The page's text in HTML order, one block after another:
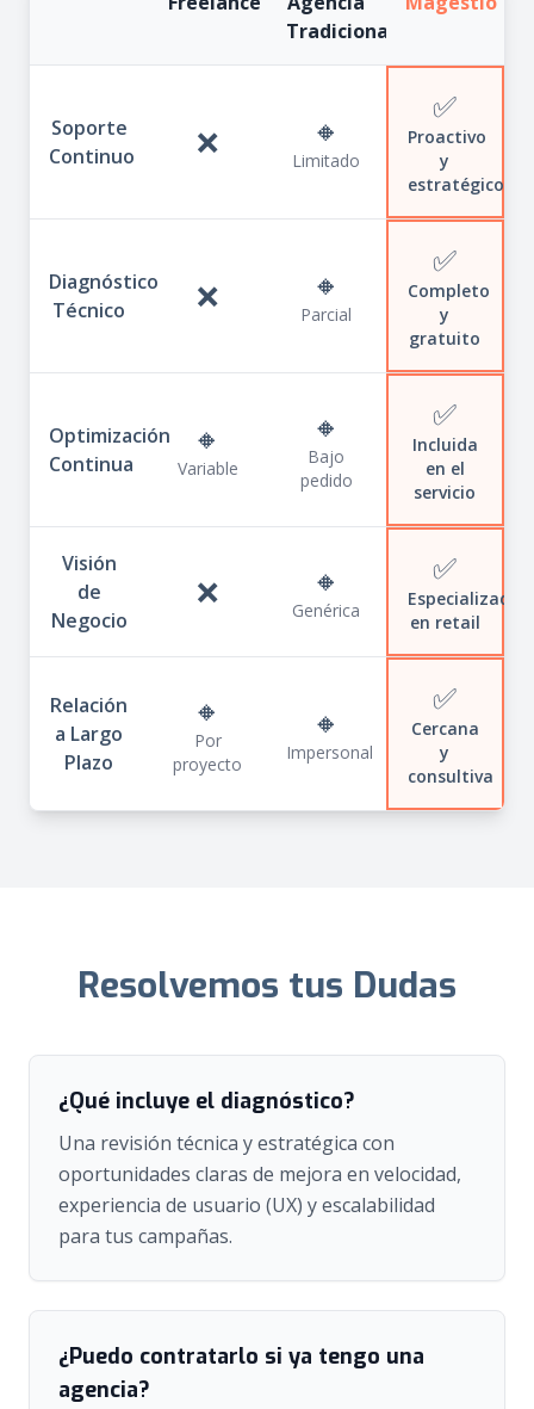
Tradicional
Soporte
Continuo
❌ 🔸
Limitado
✅
Proactivo
y
estratégico
Diagnóstico
Técnico
❌ 🔸
Parcial
✅
Completo
y
gratuito
Optimización
Continua
🔸
Variable
🔸
Bajo
pedido
✅
Incluida
en el
servicio
Visión
de
Negocio
❌ 🔸
Genérica
✅
Especializada
en retail
Relación
a Largo
Plazo
🔸
Por
proyecto
🔸
Impersonal
✅
Cercana
y
consultiva
Resolvemos tus Dudas
¿Qué incluye el diagnóstico?
Una revisión técnica y estratégica con
oportunidades claras de mejora en velocidad,
experiencia de usuario (UX) y escalabilidad
para tus campañas.
¿Puedo contratarlo si ya tengo una
agencia?